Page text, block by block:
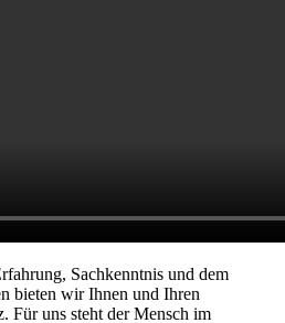
Sachkenntnis und dem
bieten wir Ihnen und Ihren
Für uns steht der Mensch im